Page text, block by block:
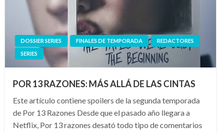
DOSSIER SERIES FINALES DE TEMPORADA
REDACTORES
SERIES
POR 13 RAZONES: MÁS ALLÁ DE LAS CINTAS
Este artículo contiene spoilers de la segunda temporada
de Por 13 Razones Desde que el pasado año llegara a
Netflix, Por 13 razones desató todo tipo de comentarios